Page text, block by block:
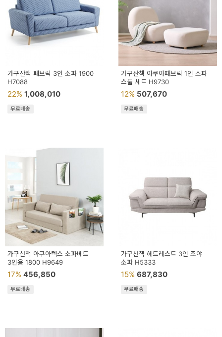
가구산책 패브릭 3인 소파 1900
H7088
22% 1,008,010
무료배송
가구산책 아쿠아패브릭 1인 소파
스툴 세트 H9730
12% 507,670
무료배송
가구산책 아쿠아텍스 소파베드
3인용 1800 H9649
17% 456,850
무료배송
가구산책 헤드레스트 3인 조야
소파 H5333
15% 687,830
무료배송